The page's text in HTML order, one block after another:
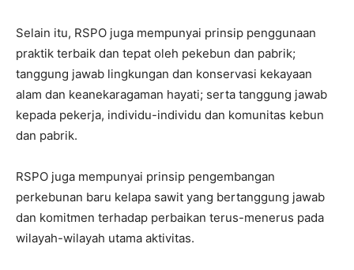
Selain itu, RSPO juga mempunyai prinsip penggunaan
praktik terbaik dan tepat oleh pekebun dan pabrik;
tanggung jawab lingkungan dan konservasi kekayaan
alam dan keanekaragaman hayati; serta tanggung jawab
kepada pekerja, individu-individu dan komunitas kebun
dan pabrik.
RSPO juga mempunyai prinsip pengembangan
perkebunan baru kelapa sawit yang bertanggung jawab
dan komitmen terhadap perbaikan terus-menerus pada
wilayah-wilayah utama aktivitas.